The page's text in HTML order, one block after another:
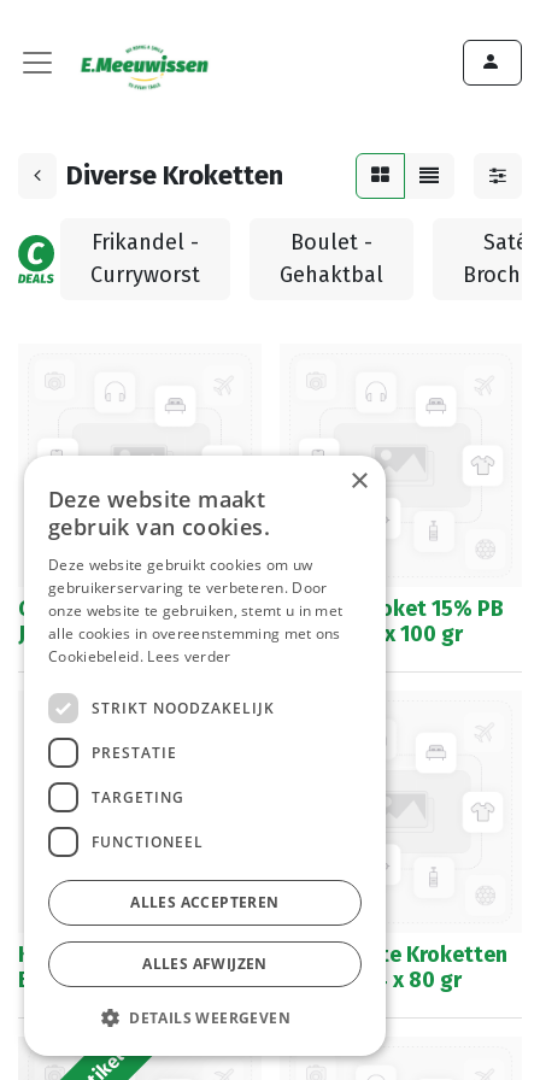
Diverse Kroketten
Frikandel -
Curryworst
Boulet -
Gehaktbal
Saté
Goulashkroket 10% De
Jong 28 x 90 gr
Goulashkroket 15% PB
Snacks 24 x 100 gr
Kaas Groenten Schijf
Beckers 30 x 125 gr
RTL Groente Kroketten
VA Foods 4 x 80 gr
×
Deze website maakt
gebruik van cookies.
Deze website gebruikt cookies om uw
gebruikerservaring te verbeteren. Door
onze website te gebruiken, stemt u in met
alle cookies in overeenstemming met ons
Cookiebeleid. Lees verder
STRIKT NOODZAKELIJK
PRESTATIE
TARGETING
FUNCTIONEEL
ALLES ACCEPTEREN
ALLES AFWIJZEN
DETAILS WEERGEVEN